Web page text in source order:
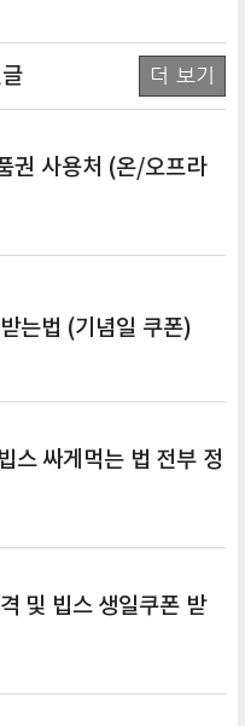
더 보기
권 사용처 (온/오프라
는법 (기념일 쿠폰)
스 싸게먹는 법 전부 정
및 빕스 생일쿠폰 받